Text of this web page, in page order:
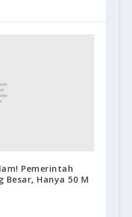
Pemerintah
Besar, Hanya 50 M